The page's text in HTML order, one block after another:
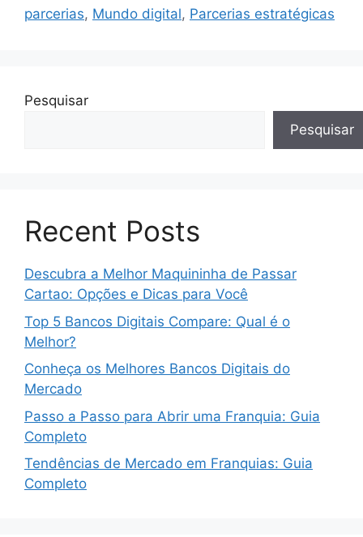
parcerias, Mundo digital, Parcerias estratégicas
Pesquisar
Pesquisar
Recent Posts
Descubra a Melhor Maquininha de Passar
Cartao: Opções e Dicas para Você
Top 5 Bancos Digitais Compare: Qual é o
Melhor?
Conheça os Melhores Bancos Digitais do
Mercado
Passo a Passo para Abrir uma Franquia: Guia
Completo
Tendências de Mercado em Franquias: Guia
Completo